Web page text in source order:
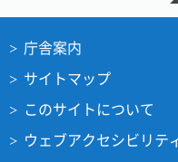
庁舎案内
サイトマップ
このサイトについて
ウェブアクセシビリテ